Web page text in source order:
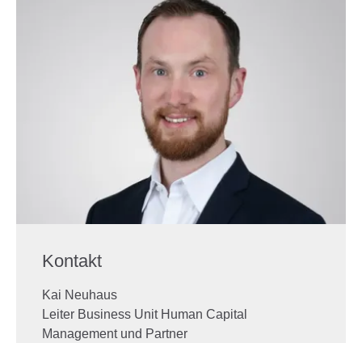
Kontakt
Kai Neuhaus
Leiter Business Unit Human Capital
Management und Partner